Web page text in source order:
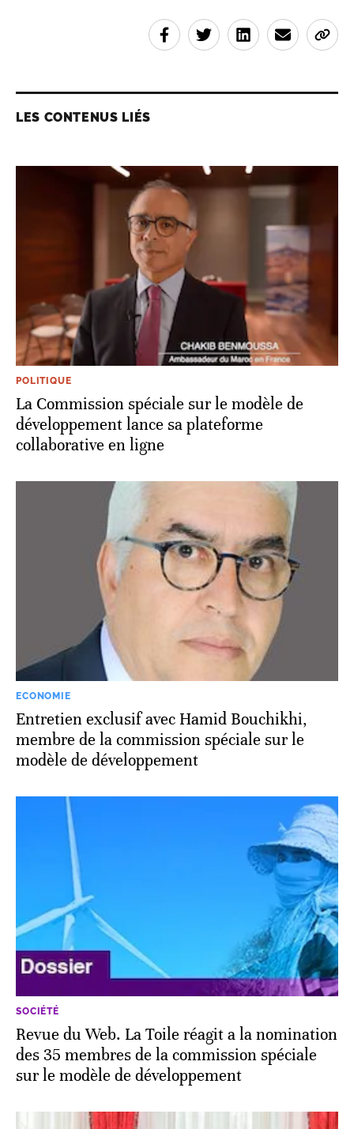
LES CONTENUS LIÉS
POLITIQUE
La Commission spéciale sur le modèle de
développement lance sa plateforme
collaborative en ligne
ECONOMIE
Entretien exclusif avec Hamid Bouchikhi,
membre de la commission spéciale sur le
modèle de développement
SOCIÉTÉ
Revue du Web. La Toile réagit a la nomination
des 35 membres de la commission spéciale
sur le modèle de développement